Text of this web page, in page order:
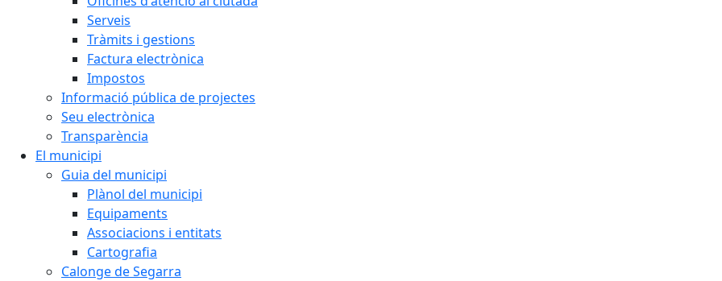
Serveis
Tràmits i gestions
Factura electrònica
Impostos
Informació pública de projectes
Seu electrònica
Transparència
El municipi
Guia del municipi
Plànol del municipi
Equipaments
Associacions i entitats
Cartografia
Calonge de Segarra